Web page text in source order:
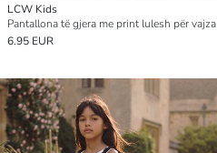
LCW Kids
Pantallona të gjera me print lulesh për vajza
6.95 EUR